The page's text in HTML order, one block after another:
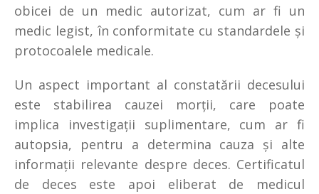
obicei de un medic autorizat, cum ar fi un
medic legist, în conformitate cu standardele și
protocoalele medicale.
Un aspect important al constatării decesului
este stabilirea cauzei morții, care poate
implica investigații suplimentare, cum ar fi
autopsia, pentru a determina cauza și alte
informații relevante despre deces. Certificatul
de deces este apoi eliberat de medicul